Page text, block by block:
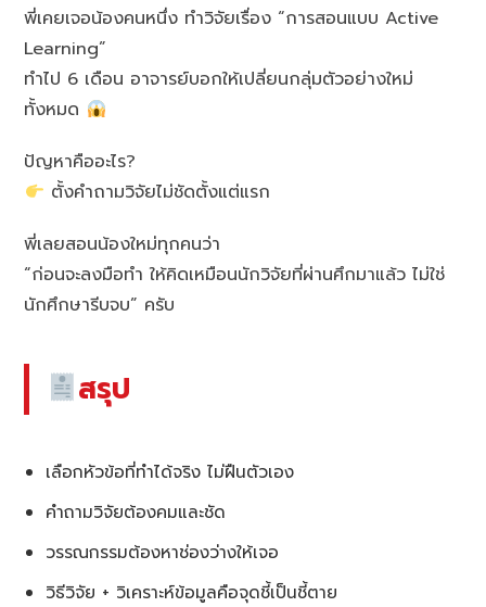
พี่เคยเจอน้องคนหนึ่ง ทำวิจัยเรื่อง “การสอนแบบ Active
Learning”
ทำไป 6 เดือน อาจารย์บอกให้เปลี่ยนกลุ่มตัวอย่างใหม่
ทั้งหมด
ปัญหาคืออะไร?
ตั้งคำถามวิจัยไม่ชัดตั้งแต่แรก
พี่เลยสอนน้องใหม่ทุกคนว่า
“ก่อนจะลงมือทำ ให้คิดเหมือนนักวิจัยที่ผ่านศึกมาแล้ว ไม่ใช่
นักศึกษารีบจบ” ครับ
สรุป
เลือกหัวข้อที่ทำได้จริง ไม่ฝืนตัวเอง
คำถามวิจัยต้องคมและชัด
วรรณกรรมต้องหาช่องว่างให้เจอ
วิธีวิจัย + วิเคราะห์ข้อมูลคือจุดชี้เป็นชี้ตาย